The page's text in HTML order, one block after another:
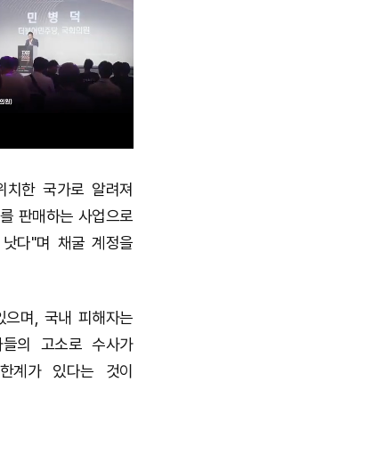
M
u
한 국가로 알려져
판매하는 사업으로
다"며 채굴 계정을
며, 국내 피해자는
의 고소로 수사가
계가 있다는 것이